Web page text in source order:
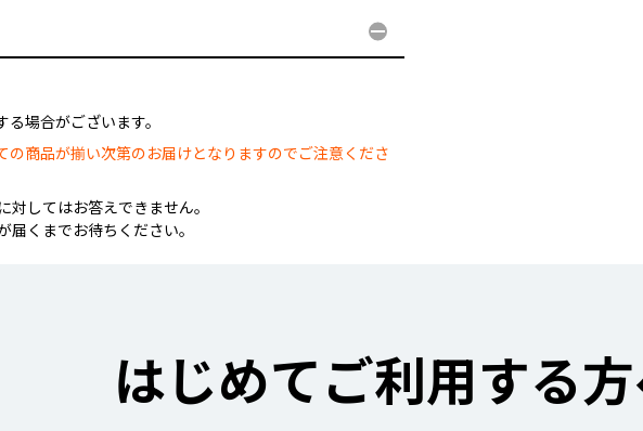
場合がございます。
の商品が揃い次第のお届けとなりますのでご注意くださ
対してはお答えできません。
届くまでお待ちください。
はじめてご利用する